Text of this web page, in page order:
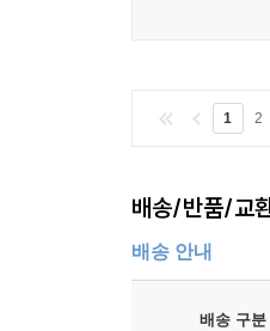
1 2
배송/반품/교
배송 안내
배송 구분